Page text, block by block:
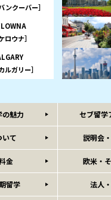
バンクーバー］
ケロウナ］
カルガリー］
の魅力 セブ留学
いて 説明会
金 欧米・
留学 法人